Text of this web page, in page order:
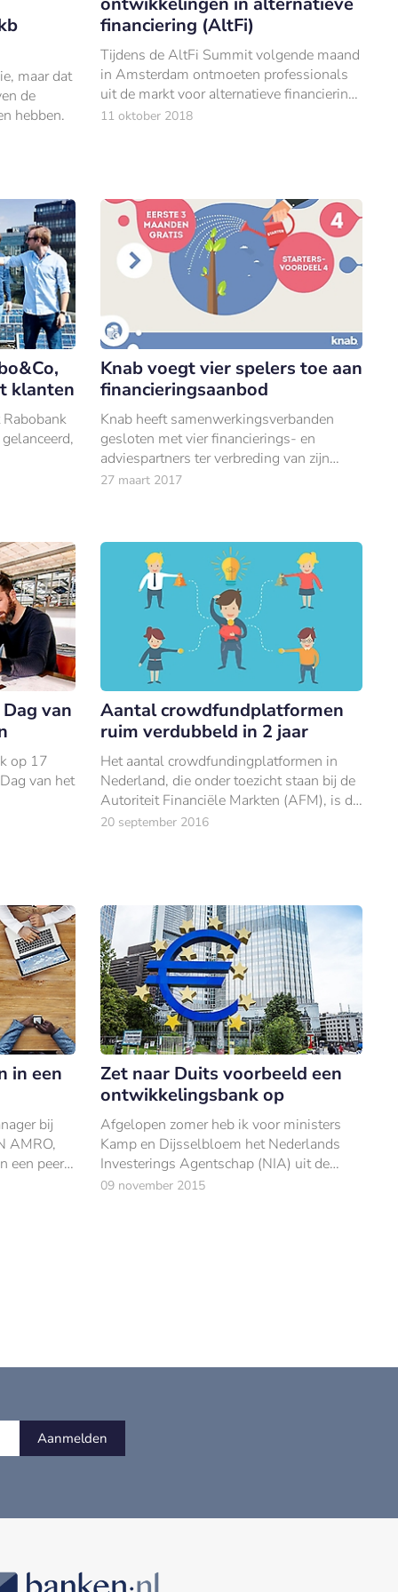
maar dat
de
hebben.
financiering (AltFi)
Tijdens de AltFi Summit volgende maand
in Amsterdam ontmoeten professionals
uit de markt voor alternatieve financiering
elkaar.
11 oktober 2018
klanten
Knab voegt vier spelers toe aan
financieringsaanbod
Knab heeft samenwerkingsverbanden
gesloten met vier financierings- en
adviespartners ter verbreding van zijn
financieringsaanbod voor ondernemers.
27 maart 2017
van
op 17
van het
Aantal crowdfundplatformen
ruim verdubbeld in 2 jaar
Het aantal crowdfundingplatformen in
Nederland, die onder toezicht staan bij de
Autoriteit Financiële Markten (AFM), is de
afgelopen twee jaar gestegen van 18 naar
20 september 2016
in een
bij
AMRO,
een peer-
Zet naar Duits voorbeeld een
ontwikkelingsbank op
Afgelopen zomer heb ik voor ministers
Kamp en Dijsselbloem het Nederlands
Investerings Agentschap (NIA) uit de
grond gestampt.
09 november 2015
Aanmelden